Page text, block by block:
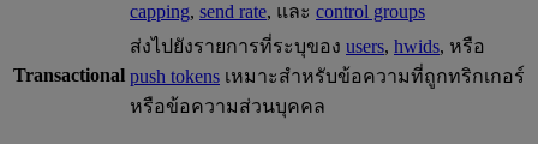
capping, send rate, และ control groups
Transactional
ส่งไปยังรายการที่ระบุของ users, hwids, หรือ
push tokens เหมาะสำหรับข้อความที่ถูกทริกเกอร์
หรือข้อความส่วนบุคคล